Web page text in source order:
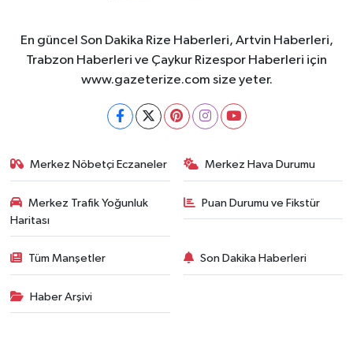
En güncel Son Dakika Rize Haberleri, Artvin Haberleri,
Trabzon Haberleri ve Çaykur Rizespor Haberleri için
www.gazeterize.com size yeter.
Merkez Nöbetçi Eczaneler Merkez Hava Durumu
Merkez Trafik Yoğunluk
Haritası
Puan Durumu ve Fikstür
Tüm Manşetler Son Dakika Haberleri
Haber Arşivi